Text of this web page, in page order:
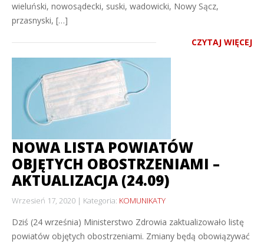
wieluński, nowosądecki, suski, wadowicki, Nowy Sącz,
przasnyski, […]
CZYTAJ WIĘCEJ
NOWA LISTA POWIATÓW
OBJĘTYCH OBOSTRZENIAMI –
AKTUALIZACJA (24.09)
Wrzesień 17, 2020 Kategoria: KOMUNIKATY
Dziś (24 września) Ministerstwo Zdrowia zaktualizowało listę
powiatów objętych obostrzeniami. Zmiany będą obowiązywać